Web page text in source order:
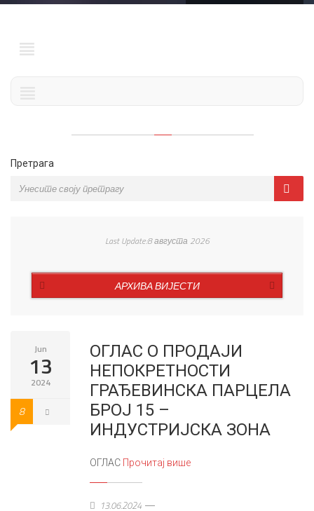
Претрага
Last Update:8 августа 2026
АРХИВА ВИЈЕСТИ
Jun
13
2024
8
ОГЛАС О ПРОДАЈИ
НЕПОКРЕТНОСТИ
ГРАЂЕВИНСКА ПАРЦЕЛА
БРОЈ 15 –
ИНДУСТРИЈСКА ЗОНА
ОГЛАС Прочитај више
13.06.2024